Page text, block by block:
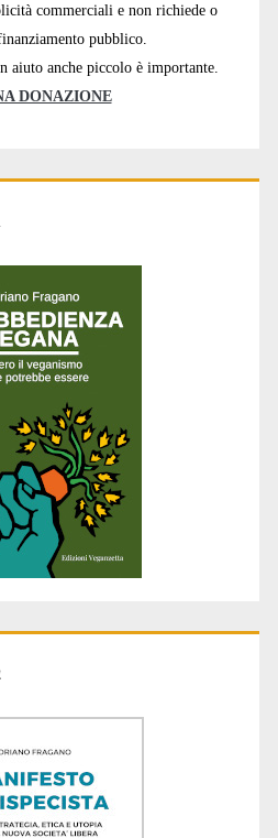
commerciali e non richiede o
pubblico.
aiuto anche piccolo è importante.
DONAZIONE